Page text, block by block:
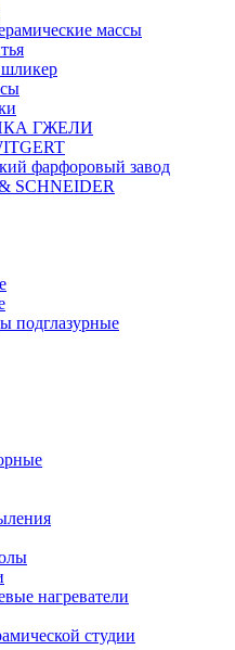
массы
ГЖЕЛИ
фарфоровый завод
SCHNEIDER
подглазурные
нагреватели
студии